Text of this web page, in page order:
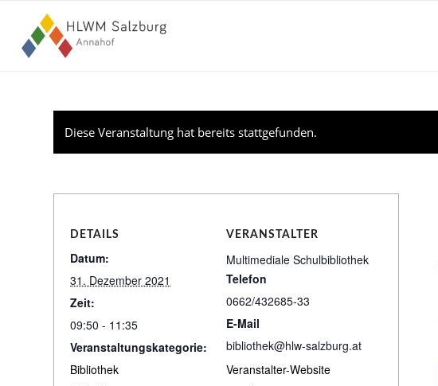
Diese Veranstaltung hat bereits stattgefunden.
DETAILS
Datum:
31. Dezember 2021
Zeit:
09:50 - 11:35
Veranstaltungskategorie:
Bibliothek
VERANSTALTER
Multimediale Schulbibliothek
Telefon
0662/432685-33
E-Mail
bibliothek@hlw-salzburg.at
Veranstalter-Website